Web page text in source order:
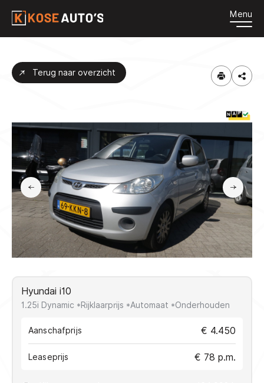
Menu
HOME
DIENSTEN
OVER ONS
CONTACT
VACATURES
Contact
Terug naar overzicht
Hyundai i10
1.25i Dynamic *Rijklaarprijs *Automaat *Onderhouden
Aanschafprijs € 4.450
Leaseprijs € 78 p.m.